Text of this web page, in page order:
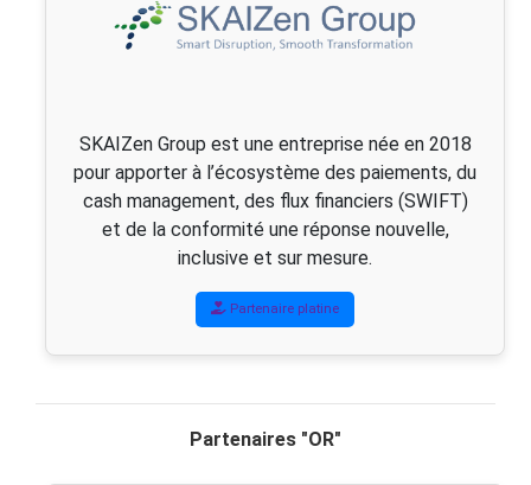
SKAIZen Group est une entreprise née en 2018
pour apporter à l’écosystème des paiements, du
cash management, des flux financiers (SWIFT)
et de la conformité une réponse nouvelle,
inclusive et sur mesure.
Partenaire platine
Partenaires "OR"